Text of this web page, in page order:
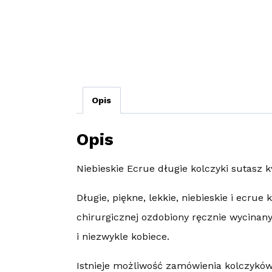
Opis
Opis
Niebieskie Ecrue długie kolczyki sutasz
Długie, piękne, lekkie, niebieskie i
chirurgicznej ozdobiony ręcznie
i niezwykle kobiece.
Istnieje możliwość zamówienia